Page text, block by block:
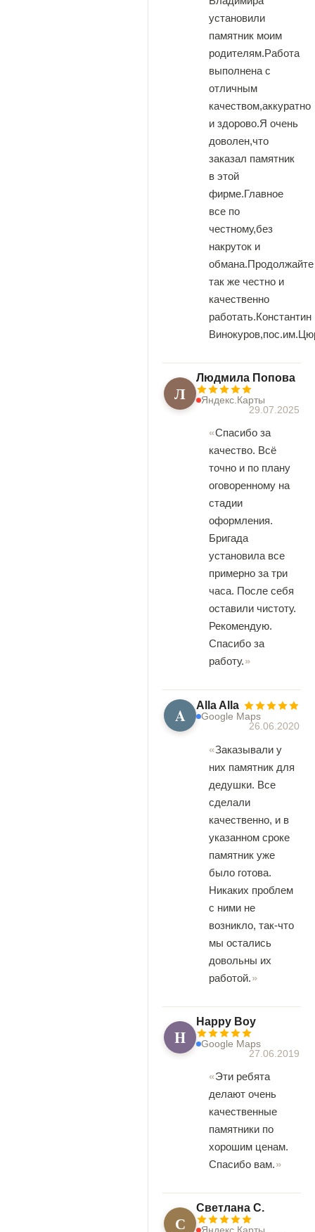
установили
памятник моим
родителям.Работа
выполнена с
отличным
качеством,аккуратно
и здорово.Я очень
доволен,что
заказал памятник
в этой
фирме.Главное
все по
честному,без
накруток и
обмана.Продолжайте
так же честно и
качественно
работать.Константин
Л
Людмила Попова
Яндекс.Карты
29.07.2025
Спасибо за
качество. Всё
точно и по плану
оговоренному на
стадии
оформления.
Бригада
установила все
примерно за три
часа. После себя
оставили чистоту.
Рекомендую.
Спасибо за
работу.
A Alla Alla
Google Maps
26.06.2020
Заказывали у
них памятник для
дедушки. Все
сделали
качественно, и в
указанном сроке
памятник уже
было готова.
Никаких проблем
с ними не
возникло, так-что
мы остались
довольны их
работой.
H
Happy Boy
Google Maps
27.06.2019
Эти ребята
делают очень
качественные
памятники по
хорошим ценам.
Спасибо вам.
С
Светлана С.